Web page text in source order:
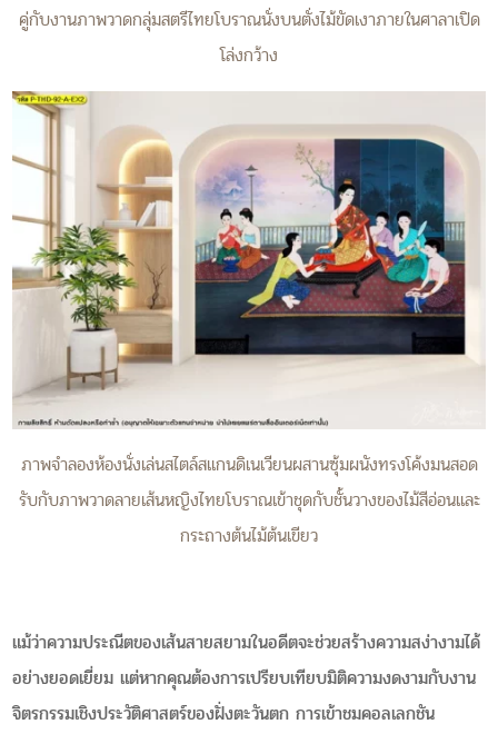
คู่กับงานภาพวาดกลุ่มสตรีไทยโบราณนั่งบนตั่งไม้ขัดเงาภายในศาลาเปิด
โล่งกว้าง
ภาพจำลองห้องนั่งเล่นสไตล์สแกนดิเนเวียนผสานซุ้มผนังทรงโค้งมนสอด
รับกับภาพวาดลายเส้นหญิงไทยโบราณเข้าชุดกับชั้นวางของไม้สีอ่อนและ
กระถางต้นไม้ต้นเขียว
แม้ว่าความประณีตของเส้นสายสยามในอดีตจะช่วยสร้างความสง่างามได้
อย่างยอดเยี่ยม แต่หากคุณต้องการเปรียบเทียบมิติความงดงามกับงาน
จิตรกรรมเชิงประวัติศาสตร์ของฝั่งตะวันตก การเข้าชมคอลเลกชัน